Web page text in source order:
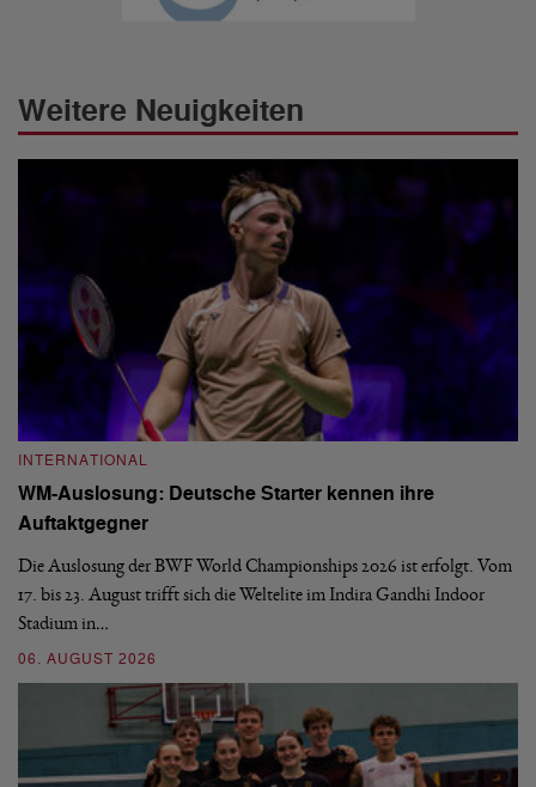
Weitere Neuigkeiten
INTERNATIONAL
WM-Auslosung: Deutsche Starter kennen ihre
Auftaktgegner
Die Auslosung der BWF World Championships 2026 ist erfolgt. Vom
17. bis 23. August trifft sich die Weltelite im Indira Gandhi Indoor
Stadium in…
06. AUGUST 2026